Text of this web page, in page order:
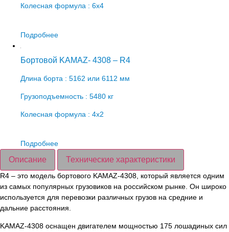
Колесная формула : 6х4
Подробнее
Бортовой KAMAZ- 4308 – R4
Длина борта : 5162 или 6112 мм
Грузоподъемность : 5480 кг
Колесная формула : 4х2
Подробнее
Описание Технические характеристики
R4 – это модель бортового KAMAZ-4308, который является одним
из самых популярных грузовиков на российском рынке. Он широко
используется для перевозки различных грузов на средние и
дальние расстояния.
KAMAZ-4308 оснащен двигателем мощностью 175 лошадиных сил